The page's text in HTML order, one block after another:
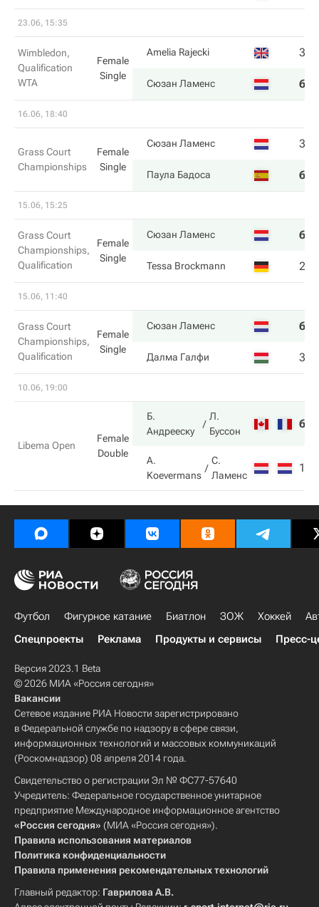
23.06, 15:35
Wimbledon,
Qualification
WTA
Female
Single
Amelia Rajecki 3
Сюзан Ламенс 6
16.06, 18:40
Grass Court
Championships
Female
Single
Сюзан Ламенс 3
Паула Бадоса 6
15.06, 15:25
Grass Court
Championships,
Qualification
Female
Single
Сюзан Ламенс 6
Tessa Brockmann 2
15.06, 11:40
Grass Court
Championships,
Qualification
Female
Single
Сюзан Ламенс 6
Далма Галфи 3
10.06, 19:00
Libema Open
Female
Double
Б.
Андрееску
Л.
Буссон
6
A.
Koevermans
С.
Ламенс
1
Футбол Фигурное катание Биатлон ЗОЖ Хоккей
Спецпроекты
Реклама Продукты и сервисы Пресс-
Версия 2023.1 Beta
© 2026 МИА «Россия сегодня»
Вакансии
Сетевое издание РИА Новости зарегистрировано
в Федеральной службе по надзору в сфере связи,
информационных технологий и массовых коммуникаций
(Роскомнадзор) 08 апреля 2014 года.
Свидетельство о регистрации Эл № ФС77-57640
Учредитель: Федеральное государственное унитарное
предприятие Международное информационное агентство
«Россия сегодня» (МИА «Россия сегодня»).
Правила использования материалов
Политика конфиденциальности
Правила применения рекомендательных технологий
Главный редактор: Гаврилова А.В.